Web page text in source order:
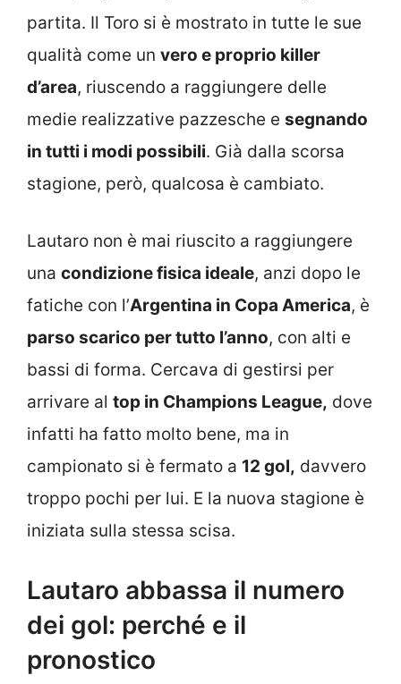
partita. Il Toro si è mostrato in tutte le sue
qualità come un vero e proprio killer
d’area, riuscendo a raggiungere delle
medie realizzative pazzesche e segnando
in tutti i modi possibili. Già dalla scorsa
stagione, però, qualcosa è cambiato.
Lautaro non è mai riuscito a raggiungere
una condizione fisica ideale, anzi dopo le
fatiche con l’Argentina in Copa America, è
parso scarico per tutto l’anno, con alti e
bassi di forma. Cercava di gestirsi per
arrivare al top in Champions League, dove
infatti ha fatto molto bene, ma in
campionato si è fermato a 12 gol, davvero
troppo pochi per lui. E la nuova stagione è
iniziata sulla stessa scisa.
Lautaro abbassa il numero
dei gol: perché e il
pronostico